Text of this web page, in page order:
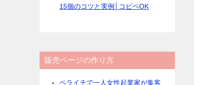
15個のコツと実例│コピペOK
販売ページの作り方
ペライチで一人女性起業家が集客